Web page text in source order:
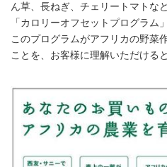
ん草、長ねぎ、チェリートマトな
「カロリーオフセットプログラム
このプログラムがアフリカの野菜
ことを、お客様に理解いただける